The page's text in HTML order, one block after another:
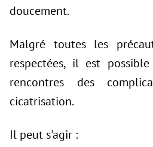
doucement.
Malgré toutes les
respectées, il est
rencontres des
cicatrisation.
Il peut s'agir :